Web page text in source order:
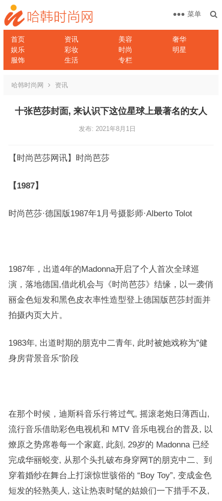
首页 资讯 美容
奢华
娱乐
彩妆 时尚
明星
服饰
生活 专栏
菜单
哈韩时尚网 资讯
十张芭莎封面, 来认识下这位星球上最著名的女人
发布: 2021年8月1日
【时尚芭莎网讯】时尚芭莎
【1987】
时尚芭莎·德国版1987年1月号摄影师·Alberto Tolot
1987年，出道4年的Madonna开启了个人首次全球巡
演，落地德国,借此机会与《时尚芭莎》结缘，以一袭俏
丽金色短发和黑色皮衣率性造型登上德国版芭莎封面并
拍摄内页大片。
1983年, 出道时期的朋克中二青年, 此时被她戏称为”健
身房背景音乐”阶段
在那个时候，迪斯科音乐行将过气, 摇滚老炮日薄西山,
流行音乐借助彩色电视机和 MTV 音乐电视台的普及, 以
燎原之势席卷每一个家庭, 此刻, 29岁的 Madonna 已经
完成华丽蜕变, 从那个头扎破布身穿网T的朋克中二、到
穿着婚纱在舞台上打滚惊世骇俗的 “Boy Toy”, 变成金色
短发的轻熟美人, 这让热衷时髦的姑娘们一下措手不及,